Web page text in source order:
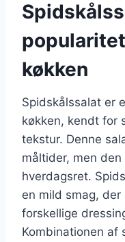
køkken
Spidskålssalat er
køkken, kendt for
tekstur. Denne
måltider, men
hverdagsret.
en mild smag,
forskellige
Kombinationen af